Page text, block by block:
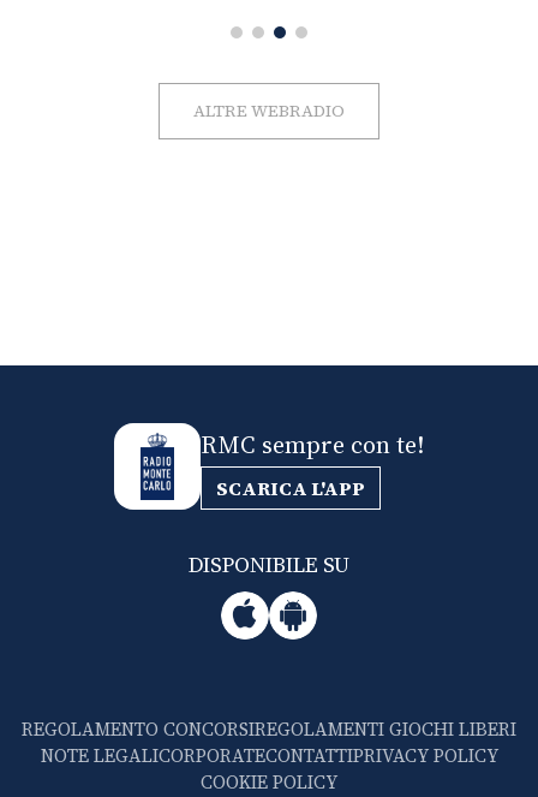
ALTRE WEBRADIO
RMC sempre con te!
SCARICA L'APP
DISPONIBILE SU
REGOLAMENTO CONCORSIREGOLAMENTI GIOCHI LIBERI
NOTE LEGALICORPORATECONTATTIPRIVACY POLICY
COOKIE POLICY